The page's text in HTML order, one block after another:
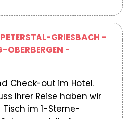
GRIESBACH -
OBERBERGEN -
Check-out im Hotel.
Ihrer Reise haben wir
Tisch im 1-Sterne-